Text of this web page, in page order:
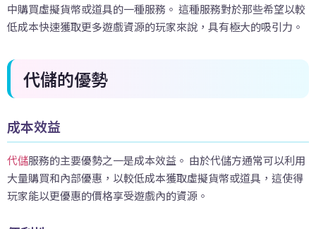
中購買虛擬貨幣或道具的一種服務。 這種服務對於那些希望以較
低成本快速獲取更多遊戲資源的玩家來說，具有極大的吸引力。
代儲的優勢
成本效益
代儲服務的主要優勢之一是成本效益。 由於代儲方通常可以利用
大量購買和內部優惠，以較低成本獲取虛擬貨幣或道具，這使得
玩家能以更優惠的價格享受遊戲內的資源。